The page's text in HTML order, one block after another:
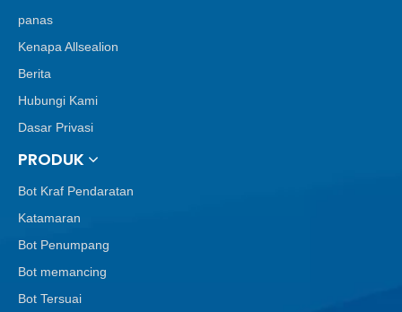
panas
Kenapa Allsealion
Berita
Hubungi Kami
Dasar Privasi
PRODUK
Bot Kraf Pendaratan
Katamaran
Bot Penumpang
Bot memancing
Bot Tersuai